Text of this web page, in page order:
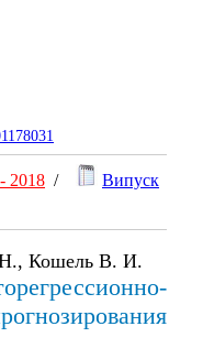
- 2018 /
Випуск
Кошель В. И.